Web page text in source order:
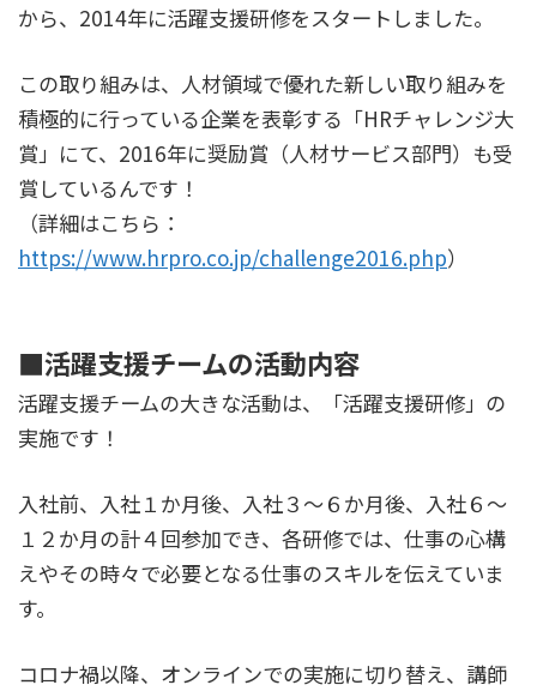
から、2014年に活躍支援研修をスタートしました。
この取り組みは、人材領域で優れた新しい取り組みを
積極的に行っている企業を表彰する「HRチャレンジ大
賞」にて、2016年に奨励賞（人材サービス部門）も受
賞しているんです！
（詳細はこちら：
https://www.hrpro.co.jp/challenge2016.php）
■活躍支援チームの活動内容
活躍支援チームの大きな活動は、「活躍支援研修」の
実施です！
入社前、入社１か月後、入社３～６か月後、入社６～
１２か月の計４回参加でき、各研修では、仕事の心構
えやその時々で必要となる仕事のスキルを伝えていま
す。
コロナ禍以降、オンラインでの実施に切り替え、講師